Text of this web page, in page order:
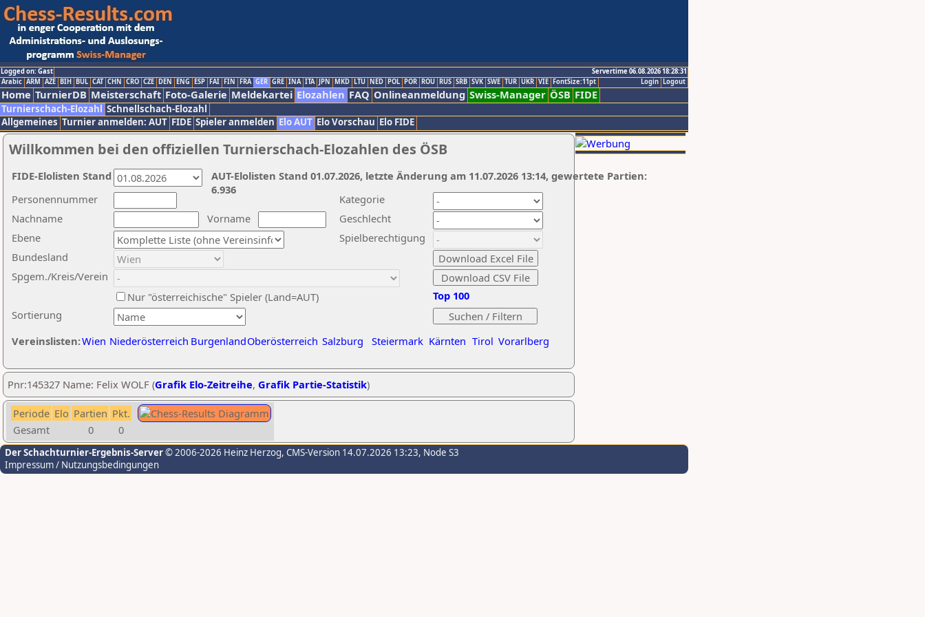
Logged on: Gast
Servertime 06.08.2026 18:28:31
Logout
Login
Arabic ARM AZE BIH BUL CAT CHN CRO CZE DEN ENG ESP FAI FIN FRA GER GRE INA ITA JPN MKD LTU NED POL POR ROU RUS SRB SVK SWE TUR UKR VIE FontSize:11pt
Home TurnierDB Meisterschaft Foto-Galerie Meldekartei Elozahlen FAQ Onlineanmeldung Swiss-Manager ÖSB FIDE
Turnierschach-Elozahl Schnellschach-Elozahl
Allgemeines Turnier anmelden: AUT FIDE Spieler anmelden Elo AUT Elo Vorschau Elo FIDE
Willkommen bei den offiziellen Turnierschach-Elozahlen des ÖSB
Nachname
Vorname
Ebene
Kategorie
Sortierung
Personennummer
Bundesland
Spgem./Kreis/Verein
Geschlecht
Nur "österreichische" Spieler (Land=AUT)
Spielberechtigung
Vereinslisten:Wien Niederösterreich BurgenlandOberösterreich Salzburg Steiermark Kärnten Tirol Vorarlberg
Top 100
AUT-Elolisten Stand 01.07.2026, letzte Änderung am 11.07.2026 13:14, gewertete Partien:
6.936
FIDE-Elolisten Stand
Pnr:145327 Name: Felix WOLF (Grafik Elo-Zeitreihe, Grafik Partie-Statistik)
Periode Elo Partien Pkt.
Gesamt
0 0
Der Schachturnier-Ergebnis-Server© 2006-2026 Heinz Herzog, CMS-Version 14.07.2026 13:23, Node S3
Impressum / Nutzungsbedingungen